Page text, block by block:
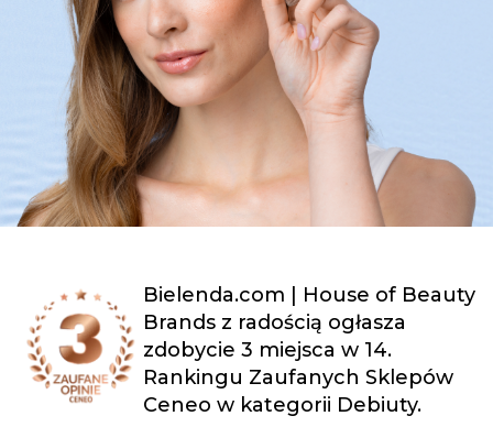
Bielenda.com | House of Beauty
Brands z radością ogłasza
zdobycie 3 miejsca w 14.
Rankingu Zaufanych Sklepów
Ceneo w kategorii Debiuty.